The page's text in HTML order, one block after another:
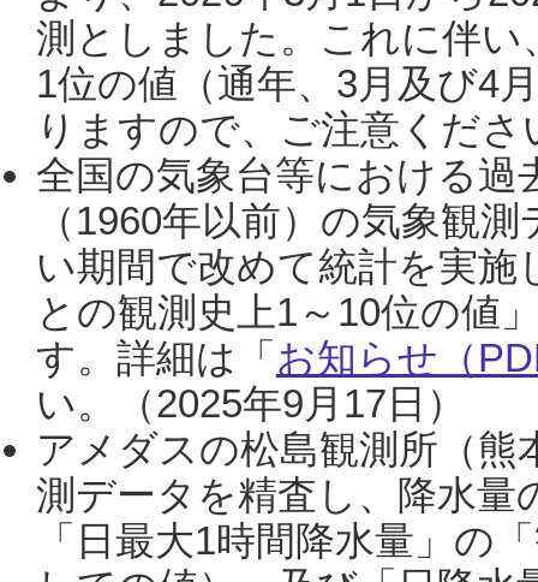
測としました。これに伴い
1位の値（通年、3月及び4
りますので、ご注意くだ
全国の気象台等における過
（1960年以前）の気象観
い期間で改めて統計を実
との観測史上1～10位の値
す。詳細は「 お知らせ（
い。（2025年9月17日）
アメダスの松島観測所（熊
測データを精査し、降水
「日最大1時間降水量」の